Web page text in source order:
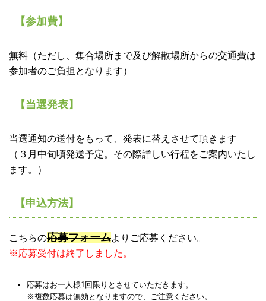
【参加費】
無料（ただし、集合場所まで及び解散場所からの交通費は
参加者のご負担となります）
【当選発表】
当選通知の送付をもって、発表に替えさせて頂きます
（３月中旬頃発送予定。その際詳しい行程をご案内いたし
ます。）
【申込方法】
こちらの応募フォームよりご応募ください。
※応募受付は終了しました。
応募はお一人様1回限りとさせていただきます。
※複数応募は無効となりますので、ご注意ください。